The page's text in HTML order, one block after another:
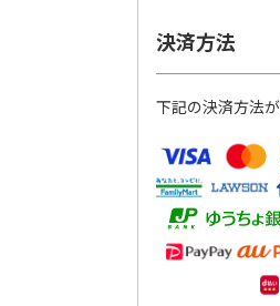
決済方法
下記の決済方法